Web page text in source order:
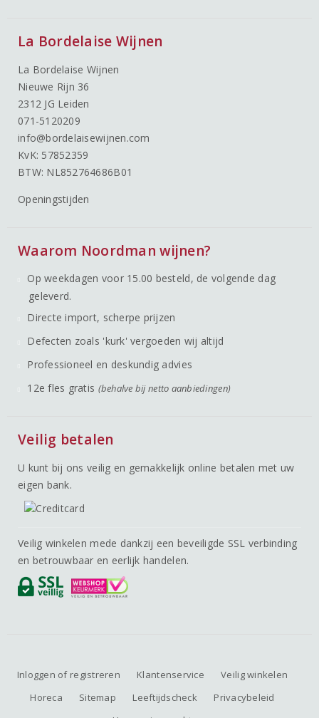
La Bordelaise Wijnen
La Bordelaise Wijnen
Nieuwe Rijn 36
2312 JG Leiden
071-5120209
info@bordelaisewijnen.com
KvK: 57852359
BTW: NL852764686B01
Openingstijden
Waarom Noordman wijnen?
Op weekdagen voor 15.00 besteld, de volgende dag
geleverd.
Directe import, scherpe prijzen
Defecten zoals 'kurk' vergoeden wij altijd
Professioneel en deskundig advies
12e fles gratis (behalve bij netto aanbiedingen)
Veilig betalen
U kunt bij ons veilig en gemakkelijk online betalen met uw
eigen bank.
Veilig winkelen mede dankzij een beveiligde SSL verbinding
en betrouwbaar en eerlijk handelen.
Inloggen of registreren Klantenservice
Veilig winkelen
Horeca
Sitemap Leeftijdscheck
Privacybeleid